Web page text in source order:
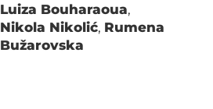
Luiza Bouharaoua,
Nikola Nikolić, Rumena
Bužarovska